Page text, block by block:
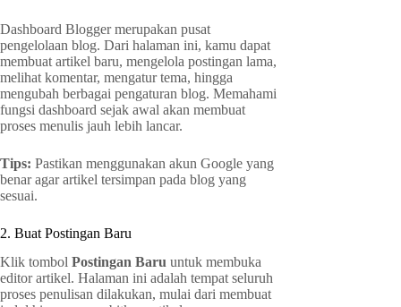
Dashboard Blogger merupakan pusat
pengelolaan blog. Dari halaman ini, kamu dapat
membuat artikel baru, mengelola postingan lama,
melihat komentar, mengatur tema, hingga
mengubah berbagai pengaturan blog. Memahami
fungsi dashboard sejak awal akan membuat
proses menulis jauh lebih lancar.
Tips: Pastikan menggunakan akun Google yang
benar agar artikel tersimpan pada blog yang
sesuai.
2. Buat Postingan Baru
Klik tombol Postingan Baru untuk membuka
editor artikel. Halaman ini adalah tempat seluruh
proses penulisan dilakukan, mulai dari membuat